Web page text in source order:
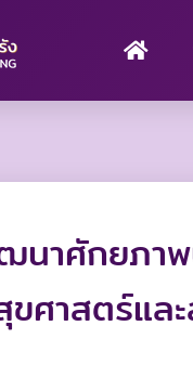
นาศักยภา
ศาสตร์แล